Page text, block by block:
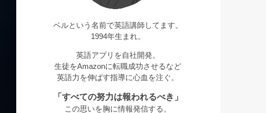
ベルという名前で英語講師してます。
1994年生まれ。
英語アプリを自社開発。
生徒をAmazonに転職成功させるなど
英語力を伸ばす指導に心血を注ぐ。
「すべての努力は報われるべき」
この思いを胸に情報発信する。